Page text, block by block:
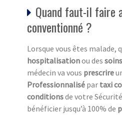
Quand faut-il faire
conventionné ?
Lorsque vous êtes malade,
hospitalisationou des
médecin va vous prescrire
Professionnalisé par taxi
conditionsde votre
bénéficier jusqu’à 100% de